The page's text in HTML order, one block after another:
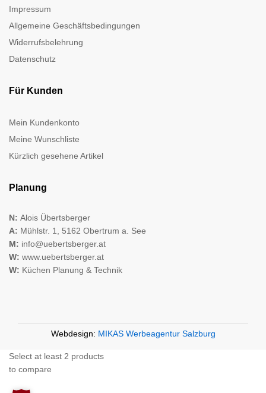
Impressum
Allgemeine Geschäftsbedingungen
Widerrufsbelehrung
Datenschutz
Für Kunden
Mein Kundenkonto
Meine Wunschliste
Kürzlich gesehene Artikel
Planung
N: Alois Übertsberger
A: Mühlstr. 1, 5162 Obertrum a. See
M: info@uebertsberger.at
W: www.uebertsberger.at
W: Küchen Planung & Technik
Webdesign: MIKAS Werbeagentur Salzburg
Select at least 2 products
to compare